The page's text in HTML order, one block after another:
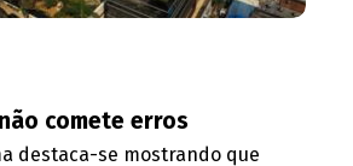
comete erros
destaca-se mostrando que